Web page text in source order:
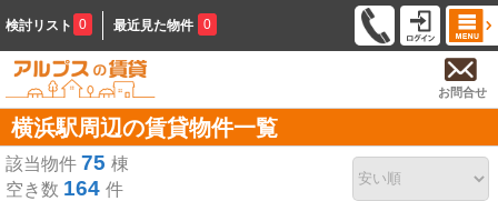
検討リスト 0 最近見た物件 0
お問合せ
横浜駅周辺の賃貸物件一覧
該当物件 75 棟
空き数 164 件